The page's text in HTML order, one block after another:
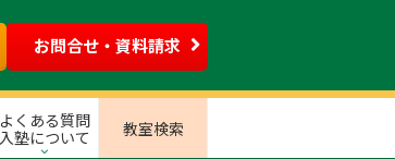
お問合せ・資料請求
よくある質問
入塾について
教室検索